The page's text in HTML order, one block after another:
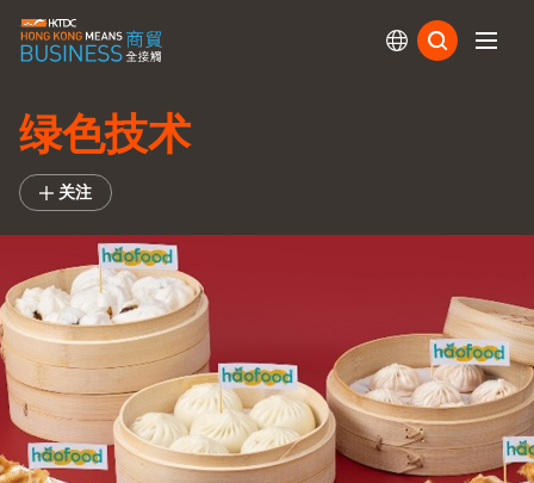
绿色技术
关注